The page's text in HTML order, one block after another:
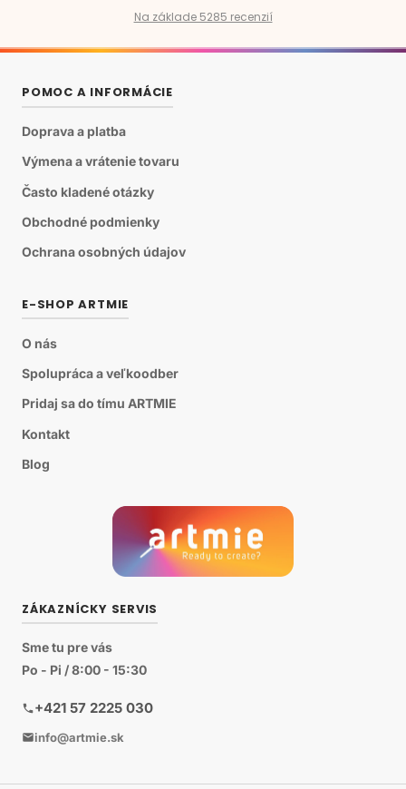
Na základe 5285 recenzií
POMOC A INFORMÁCIE
Doprava a platba
Výmena a vrátenie tovaru
Často kladené otázky
Obchodné podmienky
Ochrana osobných údajov
E-SHOP ARTMIE
O nás
Spolupráca a veľkoodber
Pridaj sa do tímu ARTMIE
Kontakt
Blog
ZÁKAZNÍCKY SERVIS
Sme tu pre vás
Po - Pi / 8:00 - 15:30
+421 57 2225 030
info@artmie.sk